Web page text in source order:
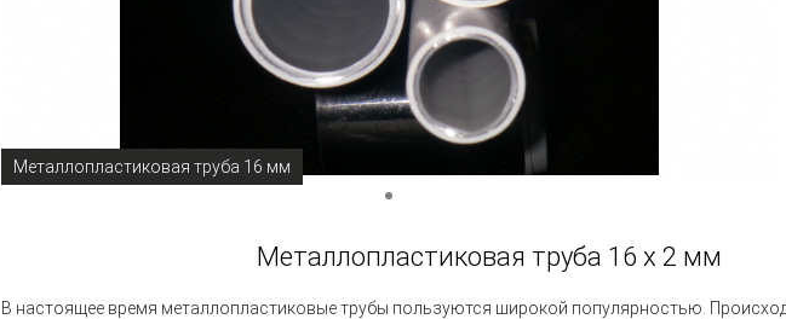
Металлопластиковая труба 16 мм
Металлопластиковая труба 16 х 2 мм
В настоящее время металлопластиковые трубы пользуются широкой популярностью.